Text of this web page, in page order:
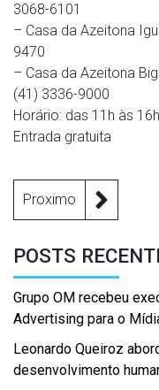
3068-6101
– Casa da Azeitona
9470
– Casa da Azeitona
(41) 3336-9000
Horário: das 11h às 16h
Entrada gratuita
Proximo
POSTS
Grupo OM recebeu
Advertising para o
Leonardo Queiroz
desenvolvimento